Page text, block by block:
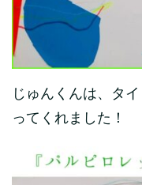
じゅんくんは、タ
ってくれました！